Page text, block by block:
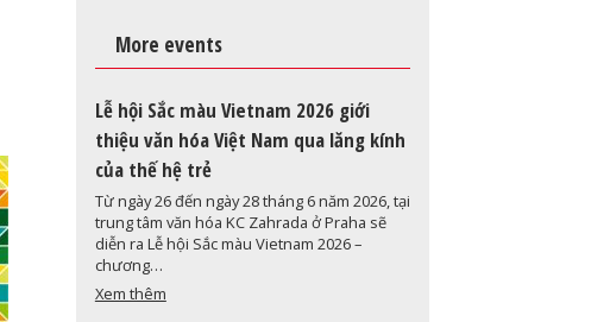
More events
Lễ hội Sắc màu Vietnam 2026 giới
thiệu văn hóa Việt Nam qua lăng kính
của thế hệ trẻ
Từ ngày 26 đến ngày 28 tháng 6 năm 2026, tại
trung tâm văn hóa KC Zahrada ở Praha sẽ
diễn ra Lễ hội Sắc màu Vietnam 2026 –
chương…
Xem thêm